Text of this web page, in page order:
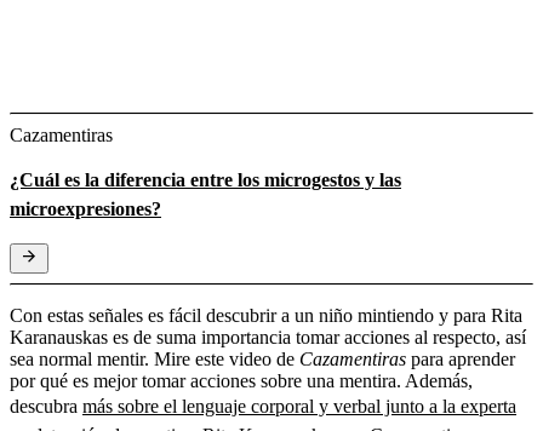
Cazamentiras
¿Cuál es la diferencia entre los microgestos y las
microexpresiones?
Con estas señales es fácil descubrir a un niño mintiendo y para Rita
Karanauskas es de suma importancia tomar acciones al respecto, así
sea normal mentir. Mire este video de Cazamentiras para aprender
por qué es mejor tomar acciones sobre una mentira. Además,
descubra más sobre el lenguaje corporal y verbal junto a la experta